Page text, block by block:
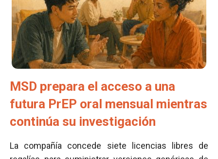
MSD prepara el acceso a una
futura PrEP oral mensual mientras
continúa su investigación
La compañía concede siete licencias libres de